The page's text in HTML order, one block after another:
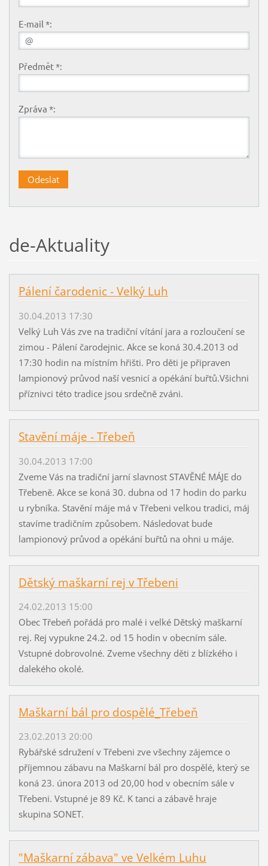
E-mail *:
Předmět *:
Zpráva *:
de-Aktuality
Pálení čarodenic - Velký Luh
30.04.2013 17:30
Velký Luh Vás zve na tradiční vítání jara a rozloučení se
zimou - Pálení čarodejnic. Akce se koná 30.4.2013 od
17:30 hodin na místním hřišti. Pro děti je připraven
lampionový průvod naší vesnicí a opékání buřtů.Všichni
příznivci této tradice jsou srdečně zváni.
Stavění máje - Třebeň
30.04.2013 17:00
Zveme Vás na tradiční jarní slavnost STAVĚNÉ MÁJE do
Třebeně. Akce se koná 30. dubna od 17 hodin do parku
u rybníka. Stavění máje má v Třebeni velkou tradici, máj
stavíme tradičním způsobem. Následovat bude
lampionový průvod a opékání buřtů na ohni u máje.
Dětský maškarní rej v Třebeni
24.02.2013 15:00
Obec Třebeň pořádá pro malé i velké Dětský maškarní
rej. Rej vypukne 24.2. od 15 hodin v obecním sále.
Vstupné dobrovolné. Zveme všechny děti z blízkého i
dalekého okolé.
Maškarní bál pro dospělé_Třebeň
23.02.2013 20:00
Rybářské sdružení v Třebeni zve všechny zájemce o
příjemnou zábavu na Maškarní bál pro dospělé, který se
koná 23. února 2013 od 20,00 hod v obecním sále v
Třebeni. Vstupné je 89 Kč. K tanci a zábavě hraje
skupina SONET.
"Maškarní zábava" ve Velkém Luhu